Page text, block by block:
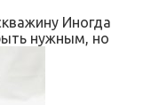
Иногда
нужным, но